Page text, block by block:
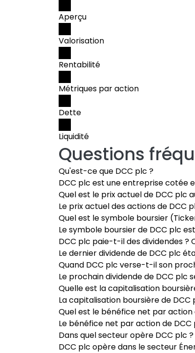
Aperçu
Valorisation
Rentabilité
Métriques par action
Dette
Liquidité
Questions
Qu'est-ce que DCC plc ?
DCC plc est une entreprise cotée
Quel est le prix actuel de DCC plc
Le prix actuel des actions de DCC
Quel est le symbole boursier
Le symbole boursier de DCC plc est
DCC plc paie-t-il des dividendes ?
Le dernier dividende de DCC plc
Quand DCC plc verse-t-il son
Le prochain dividende de DCC plc
Quelle est la capitalisation
La capitalisation boursière de DCC
Quel est le bénéfice net par action
Le bénéfice net par action de DCC
Dans quel secteur opère DCC plc ?
DCC plc opère dans le secteur